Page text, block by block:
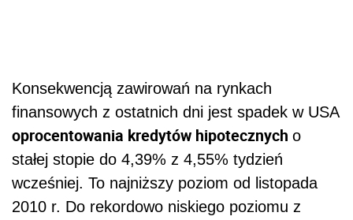
Konsekwencją zawirowań na rynkach
finansowych z ostatnich dni jest spadek w USA
oprocentowania kredytów hipotecznych o
stałej stopie do 4,39% z 4,55% tydzień
wcześniej. To najniższy poziom od listopada
2010 r. Do rekordowo niskiego poziomu z